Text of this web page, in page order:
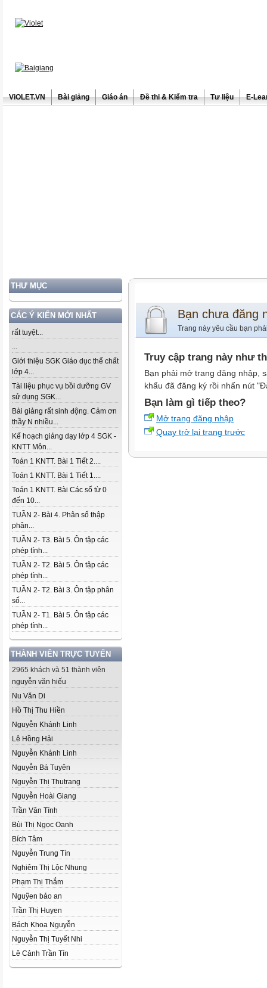
ViOLET.VN Bài giảng Giáo án Đề thi & Kiểm tra Tư liệu E-
THƯ MỤC
CÁC Ý KIẾN MỚI NHẤT
rất tuyệt...
...
Giới thiệu SGK Giáo dục thể chất
lớp 4...
Tài liệu phục vụ bồi dưỡng GV
sử dụng SGK...
Bài giảng rất sinh động. Cảm ơn
thầy N nhiều...
Kế hoạch giảng dạy lớp 4 SGK -
KNTT Môn...
Toán 1 KNTT. Bài 1 Tiết 2....
Toán 1 KNTT. Bài 1 Tiết 1....
Toán 1 KNTT. Bài Các số từ 0
đến 10...
TUẦN 2- Bài 4. Phân số thập
phân...
TUẦN 2- T3. Bài 5. Ôn tập các
phép tính...
TUẦN 2- T2. Bài 5. Ôn tập các
phép tính...
TUẦN 2- T2. Bài 3. Ôn tập phân
số...
TUẦN 2- T1. Bài 5. Ôn tập các
phép tính...
THÀNH VIÊN TRỰC TUYẾN
2965 khách và 51 thành viên
nguyễn văn hiếu
Nu Văn Di
Hồ Thị Thu Hiền
Nguyễn Khánh Linh
Lê Hồng Hải
Nguyễn Khánh Linh
Nguyễn Bá Tuyên
Nguyễn Thị Thutrang
Nguyễn Hoài Giang
Trần Văn Tính
Bùi Thị Ngọc Oanh
Bích Tâm
Nguyễn Trung Tín
Nghiêm Thị Lộc Nhung
Phạm Thị Thắm
Nguỹen bảo an
Trần Thị Huyen
Bách Khoa Nguyễn
Nguyễn Thị Tuyết Nhi
Lê Cảnh Trần Tín
Bạn chưa đăng
Trang này yêu cầu bạn
Truy cập trang này như
Bạn phải mở trang đăng nhập,
khẩu đã đăng ký rồi nhấn nút
Bạn làm gì tiếp theo?
Mở trang đăng nhập
Quay trở lại trang trước